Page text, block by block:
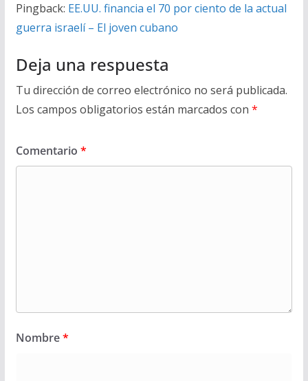
Pingback: EE.UU. financia el 70 por ciento de la actual
guerra israelí – El joven cubano
Deja una respuesta
Tu dirección de correo electrónico no será publicada.
Los campos obligatorios están marcados con *
Comentario *
Nombre*